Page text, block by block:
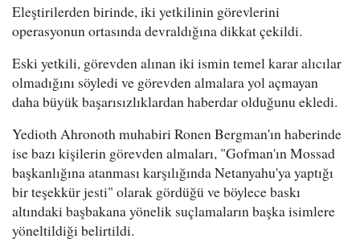
Eleştirilerden birinde, iki yetkilinin görevlerini
operasyonun ortasında devraldığına dikkat çekildi.
Eski yetkili, görevden alınan iki ismin temel karar alıcılar
olmadığını söyledi ve görevden almalara yol açmayan
daha büyük başarısızlıklardan haberdar olduğunu ekledi.
Yedioth Ahronoth muhabiri Ronen Bergman'ın haberinde
ise bazı kişilerin görevden almaları, "Gofman'ın Mossad
başkanlığına atanması karşılığında Netanyahu'ya yaptığı
bir teşekkür jesti" olarak gördüğü ve böylece baskı
altındaki başbakana yönelik suçlamaların başka isimlere
yöneltildiği belirtildi.